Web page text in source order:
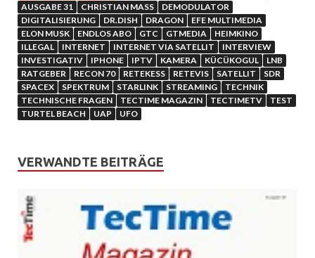
AUSGABE 31
CHRISTIAN MASS
DEMODULATOR
DIGITALISIERUNG
DR.DISH DRAGON
EFE MULTIMEDIA
ELON MUSK
ENDLOS ABO GTC GTMEDIA
HEIMKINO
ILLEGAL
INTERNET INTERNET VIA SATELLIT
INTERVIEW
INVESTIGATIV
IPHONE IPTV KAMERA KÜCÜKOGUL
LNB
RATGEBER
RECON 70 RETEKESS RETEVIS SATELLIT
SDR
SPACEX
SPEKTRUM STARLINK STREAMING
TECHNIK
TECHNISCHE FRAGEN
TECTIME MAGAZIN TECTIMETV
TEST
TURTEL BEACH
UAP UFO
VERWANDTE BEITRÄGE